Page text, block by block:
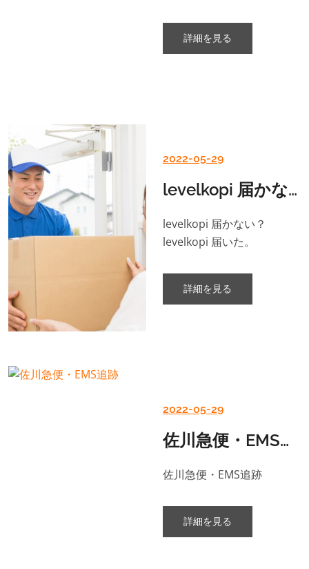
詳細を見る
2022-05-29
levelkopi 届かない？l...
levelkopi 届かない？
levelkopi 届いた。
詳細を見る
2022-05-29
佐川急便・EMS追跡
佐川急便・EMS追跡
詳細を見る